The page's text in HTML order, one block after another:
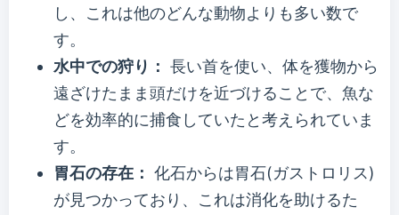
し、これは他のどんな動物よりも多い数で
す。
水中での狩り： 長い首を使い、体を獲物から
遠ざけたまま頭だけを近づけることで、魚な
どを効率的に捕食していたと考えられていま
す。
胃石の存在： 化石からは胃石(ガストロリス)
が見つかっており、これは消化を助けるた